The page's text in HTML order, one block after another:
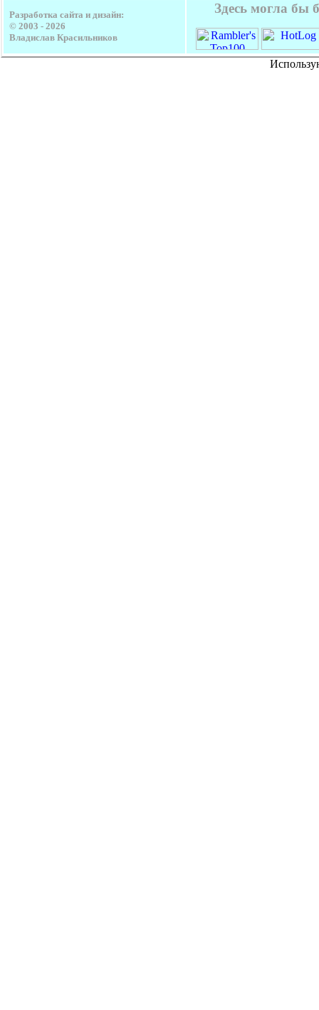
Разработка сайта и дизайн:
© 2003 - 2026
Владислав Красильников
Здесь могла бы